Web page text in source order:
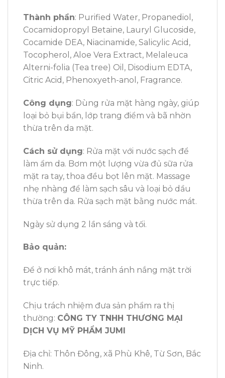
Thành phần: Purified Water, Propanediol,
Cocamidopropyl Betaine, Lauryl Glucoside,
Cocamide DEA, Niacinamide, Salicylic Acid,
Tocopherol, Aloe Vera Extract, Melaleuca
Alterni-folia (Tea tree) Oil, Disodium EDTA,
Citric Acid, Phenoxyeth-anol, Fragrance.
Công dụng: Dùng rửa mặt hàng ngày, giúp
loại bỏ bụi bẩn, lớp trang điểm và bã nhờn
thừa trên da mặt.
Cách sử dụng: Rửa mặt với nước sạch để
làm ẩm da. Bơm một lượng vừa đủ sữa rửa
mặt ra tay, thoa đều bọt lên mặt. Massage
nhẹ nhàng để làm sạch sâu và loại bỏ dầu
thừa trên da. Rửa sạch mặt bằng nước mát.
Ngày sử dụng 2 lần sáng và tối.
Bảo quản:
Để ở nơi khô mát, tránh ánh nắng mặt trời
trực tiếp.
Chịu trách nhiệm đưa sản phẩm ra thị
thường: CÔNG TY TNHH THƯƠNG MẠI
DỊCH VỤ MỸ PHẨM JUMI
Địa chỉ: Thôn Đông, xã Phù Khê, Từ Sơn, Bắc
Ninh.